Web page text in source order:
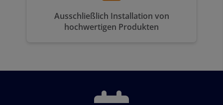
Ausschließlich Installation von
hochwertigen Produkten